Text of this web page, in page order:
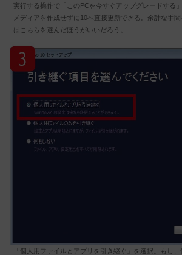
実行する操作で「このPCを今すぐアップグレードする
メディアを作成せずに10へ直接更新できる。余計な手
はこちらを選んだほうがいいだろう。
「個人用ファイルとアプリを引き継ぐ」を選択。もし